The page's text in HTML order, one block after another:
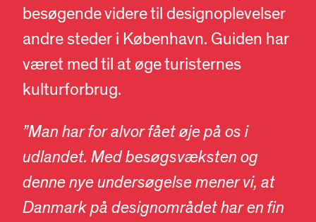
besøgende videre til designoplevelser
andre steder i København. Guiden har
været med til at øge turisternes
kulturforbrug.
”Man har for alvor fået øje på os i
udlandet. Med besøgsvæksten og
denne nye undersøgelse mener vi, at
Danmark på designområdet har en fin